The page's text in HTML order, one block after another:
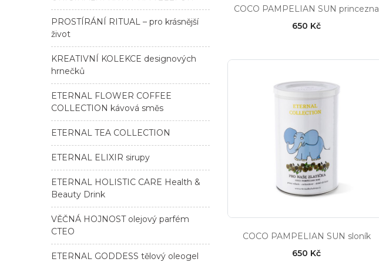
PROSTÍRÁNÍ RITUAL – pro krásnější
život
KREATIVNÍ KOLEKCE designových
hrnečků
ETERNAL FLOWER COFFEE
COLLECTION kávová směs
ETERNAL TEA COLLECTION
ETERNAL ELIXIR sirupy
ETERNAL HOLISTIC CARE Health &
Beauty Drink
VĚČNÁ HOJNOST olejový parfém
CTEO
ETERNAL GODDESS tělový oleogel
COCO PAMPELIAN SUN princezna
650 Kč
COCO PAMPELIAN SUN sloník
650 Kč